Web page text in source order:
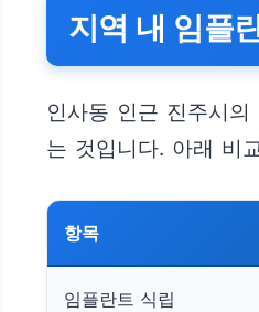
지역 내 임플
인사동 인근 진주시
는 것입니다. 아래 비
항목
임플란트 식립